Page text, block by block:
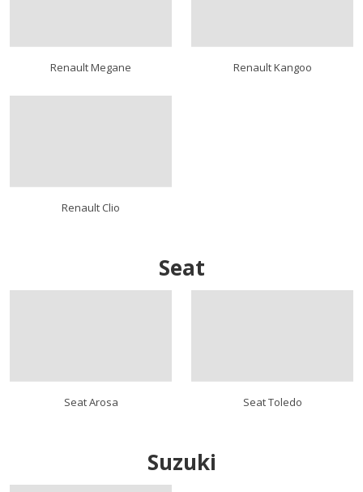
Renault Megane Renault Kangoo
Renault Clio
Seat
Seat Arosa Seat Toledo
Suzuki